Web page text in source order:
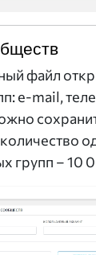
файл
e-mail,
групп – 10